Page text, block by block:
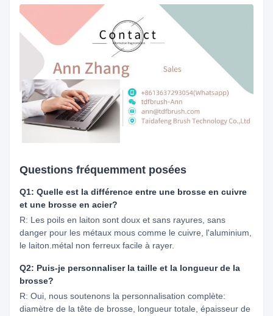
Questions fréquemment posées
Q1: Quelle est la différence entre une brosse en cuivre
et une brosse en acier?
R: Les poils en laiton sont doux et sans rayures, sans
danger pour les métaux mous comme le cuivre, l'aluminium,
le laiton.métal non ferreux facile à rayer.
Q2: Puis-je personnaliser la taille et la longueur de la
brosse?
R: Oui, nous soutenons la personnalisation complète:
diamètre de la tête de brosse, longueur totale, épaisseur de